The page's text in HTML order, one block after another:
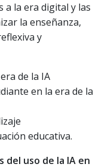
a la era digital y las
la enseñanza,
y
de la IA
en la era de la
educativa.
del uso de la IA en